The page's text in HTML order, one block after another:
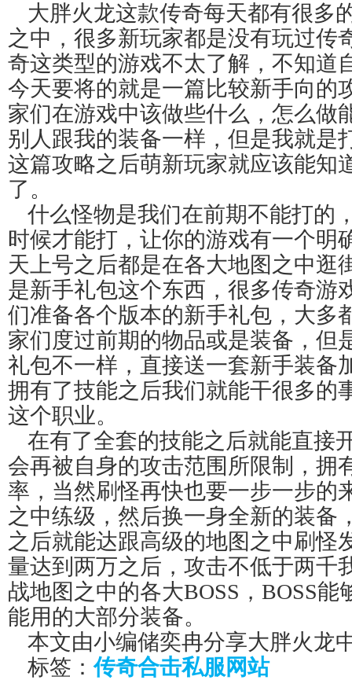
大胖火龙这款传奇每天都有很多
之中，很多新玩家都是没有玩过传
奇这类型的游戏不太了解，不知道
今天要将的就是一篇比较新手向的
家们在游戏中该做些什么，怎么做
别人跟我的装备一样，但是我就是
这篇攻略之后萌新玩家就应该能知
了。
什么怪物是我们在前期不能打的
时候才能打，让你的游戏有一个明
天上号之后都是在各大地图之中逛
是新手礼包这个东西，很多传奇游
们准备各个版本的新手礼包，大多
家们度过前期的物品或是装备，但
礼包不一样，直接送一套新手装备
拥有了技能之后我们就能干很多的
这个职业。
在有了全套的技能之后就能直接
会再被自身的攻击范围所限制，拥
率，当然刷怪再快也要一步一步的
之中练级，然后换一身全新的装备
之后就能达跟高级的地图之中刷怪
量达到两万之后，攻击不低于两千
战地图之中的各大BOSS，BOSS能
能用的大部分装备。
本文由小编储奕冉分享大胖火龙
标签：传奇合击私服网站